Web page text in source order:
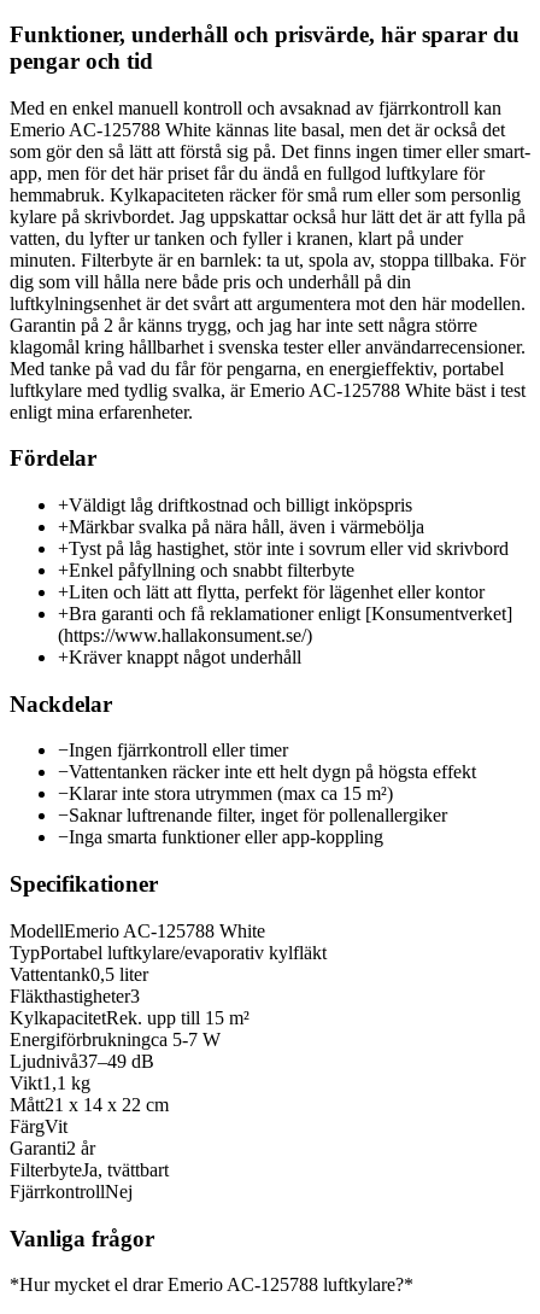
Funktioner, underhåll och prisvärde, här sparar du
pengar och tid
Med en enkel manuell kontroll och avsaknad av fjärrkontroll kan
Emerio AC-125788 White kännas lite basal, men det är också det
som gör den så lätt att förstå sig på. Det finns ingen timer eller smart-
app, men för det här priset får du ändå en fullgod luftkylare för
hemmabruk. Kylkapaciteten räcker för små rum eller som personlig
kylare på skrivbordet. Jag uppskattar också hur lätt det är att fylla på
vatten, du lyfter ur tanken och fyller i kranen, klart på under
minuten. Filterbyte är en barnlek: ta ut, spola av, stoppa tillbaka. För
dig som vill hålla nere både pris och underhåll på din
luftkylningsenhet är det svårt att argumentera mot den här modellen.
Garantin på 2 år känns trygg, och jag har inte sett några större
klagomål kring hållbarhet i svenska tester eller användarrecensioner.
Med tanke på vad du får för pengarna, en energieffektiv, portabel
luftkylare med tydlig svalka, är Emerio AC-125788 White bäst i test
enligt mina erfarenheter.
Fördelar
+Väldigt låg driftkostnad och billigt inköpspris
+Märkbar svalka på nära håll, även i värmebölja
+Tyst på låg hastighet, stör inte i sovrum eller vid skrivbord
+Enkel påfyllning och snabbt filterbyte
+Liten och lätt att flytta, perfekt för lägenhet eller kontor
+Bra garanti och få reklamationer enligt [Konsumentverket]
(https://www.hallakonsument.se/)
+Kräver knappt något underhåll
Nackdelar
−Ingen fjärrkontroll eller timer
−Vattentanken räcker inte ett helt dygn på högsta effekt
−Klarar inte stora utrymmen (max ca 15 m²)
−Saknar luftrenande filter, inget för pollenallergiker
−Inga smarta funktioner eller app-koppling
Specifikationer
ModellEmerio AC-125788 White
TypPortabel luftkylare/evaporativ kylfläkt
Vattentank0,5 liter
Fläkthastigheter3
KylkapacitetRek. upp till 15 m²
Energiförbrukningca 5-7 W
Ljudnivå37–49 dB
Vikt1,1 kg
Mått21 x 14 x 22 cm
FärgVit
Garanti2 år
FilterbyteJa, tvättbart
FjärrkontrollNej
Vanliga frågor
*Hur mycket el drar Emerio AC-125788 luftkylare?*